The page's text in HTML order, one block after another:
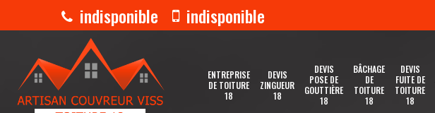
indisponible indisponible
ENTREPRISE
DE TOITURE
18
DEVIS
ZINGUEUR
18
DEVIS
POSE DE
GOUTTIÈRE
18
BÂCHAGE
DE
TOITURE
18
DEVIS
FUITE DE
TOITURE
18